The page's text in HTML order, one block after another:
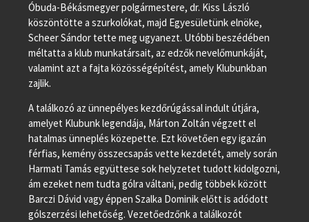
Óbuda-Békásmegyer polgármestere, dr. Kiss László
köszöntötte a szurkolókat, majd Egyesületünk elnöke,
Scheer Sándor tette meg ugyanezt. Utóbbi beszédében
méltatta a klub munkatársait, az edzők nevelőmunkáját,
valamint azt a fajta közösségépítést, amely Klubunkban
zajlik.
A találkozó az ünnepélyes kezdőrúgással indult útjára,
amelyet Klubunk legendája, Márton Zoltán végzett el
hatalmas ünneplés közepette. Ezt követően egy igazán
férfias, kemény összecsapás vette kezdetét, amely során
Harmati Tamás együttese sok helyzetet tudott kidolgozni,
ám ezeket nem tudta gólra váltani, pedig többek között
Barczi Dávid vagy éppen Szalka Dominik előtt is adódott
gólszerzési lehetőség. Vezetőedzőnk a találkozót